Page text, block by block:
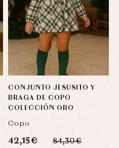
CONJUNTO JESUSITO Y
BRAGA DE COPO
COLECCIÓN ORO
Copo
42,15 € 84,30 €